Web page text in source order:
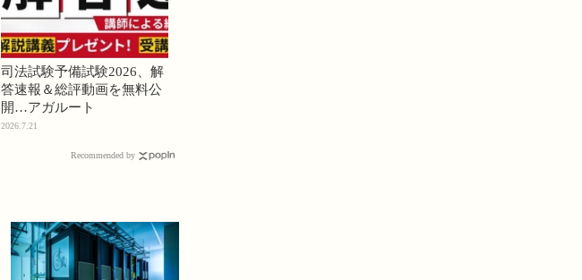
司法試験予備試験2026、解
答速報＆総評動画を無料公
開…アガルート
2026.7.21
Recommended by